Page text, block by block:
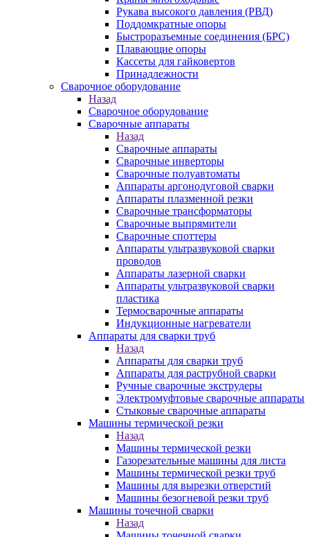
Рукава высокого давления (РВД)
Поддомкратные опоры
Быстроразъемные соединения (БРС)
Плавающие опоры
Кассеты для гайковертов
Принадлежности
Сварочное оборудование
Назад
Сварочное оборудование
Сварочные аппараты
Назад
Сварочные аппараты
Сварочные инверторы
Сварочные полуавтоматы
Аппараты аргонодуговой сварки
Аппараты плазменной резки
Сварочные трансформаторы
Сварочные выпрямители
Сварочные споттеры
Аппараты ультразвуковой сварки
проводов
Аппараты лазерной сварки
Аппараты ультразвуковой сварки
пластика
Термосварочные аппараты
Индукционные нагреватели
Аппараты для сварки труб
Назад
Аппараты для сварки труб
Аппараты для раструбной сварки
Ручные сварочные экструдеры
Электромуфтовые сварочные аппараты
Стыковые сварочные аппараты
Машины термической резки
Назад
Машины термической резки
Газорезательные машины для листа
Машины термической резки труб
Машины для вырезки отверстий
Машины безогневой резки труб
Машины точечной сварки
Назад